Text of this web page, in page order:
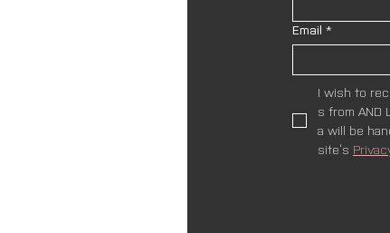
Email *
I wish to
s from AND
a will be
site’s